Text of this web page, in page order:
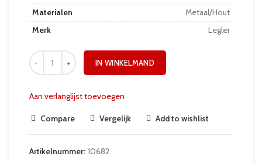
Materialen
Metaal/Hout
Merk
Legler
IN WINKELMAND
Aan verlanglijst toevoegen
Compare Vergelijk Add to wishlist
Artikelnummer: 10682